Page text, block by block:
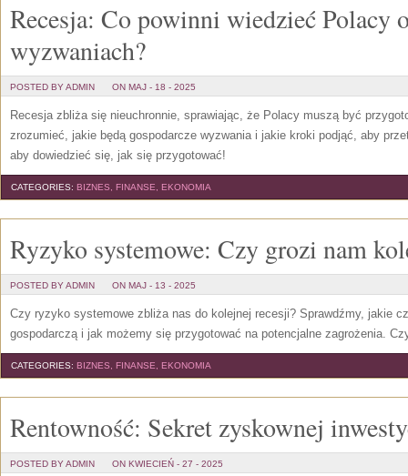
Recesja: Co powinni wiedzieć Polacy
wyzwaniach?
POSTED BY ADMIN ON MAJ - 18 - 2025
Recesja zbliża się nieuchronnie, sprawiając, że Polacy muszą być
zrozumieć, jakie będą gospodarcze wyzwania i jakie kroki podjąć, aby
aby dowiedzieć się, jak się przygotować!
CATEGORIES: BIZNES, FINANSE, EKONOMIA
Ryzyko systemowe: Czy grozi nam
POSTED BY ADMIN ON MAJ - 13 - 2025
Czy ryzyko systemowe zbliża nas do kolejnej recesji? Sprawdźmy, jakie
gospodarczą i jak możemy się przygotować na potencjalne zagrożenia.
CATEGORIES: BIZNES, FINANSE, EKONOMIA
Rentowność: Sekret zyskownej
POSTED BY ADMIN ON KWIECIEŃ - 27 - 2025